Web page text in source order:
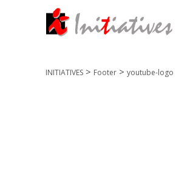
INITIATIVES > Footer > youtube-logo